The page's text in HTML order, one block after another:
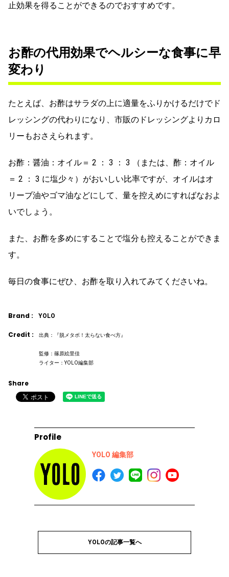
止効果を得ることができるのでおすすめです。
お酢の代用効果でヘルシーな食事に早
変わり
たとえば、お酢はサラダの上に適量をふりかけるだけでド
レッシングの代わりになり、市販のドレッシングよりカロ
リーもおさえられます。
お酢：醤油：オイル＝ 2 ： 3 ： 3 （または、酢：オイル
＝ 2 ： 3 に塩少々）がおいしい比率ですが、オイルはオ
リーブ油やゴマ油などにして、量を控えめにすればなおよ
いでしょう。
また、お酢を多めにすることで塩分も控えることができま
す。
毎日の食事にぜひ、お酢を取り入れてみてくださいね。
Brand : YOLO
Credit : 出典：『脱メタボ！太らない食べ方』
監修：篠原絵里佳
ライター：YOLO編集部
Share
Profile
YOLO 編集部
YOLOの記事一覧へ